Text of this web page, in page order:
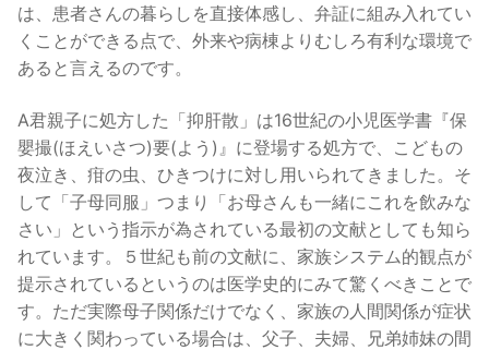
は、患者さんの暮らしを直接体感し、弁証に組み入れてい
くことができる点で、外来や病棟よりむしろ有利な環境で
あると言えるのです。
A君親子に処方した「抑肝散」は16世紀の小児医学書『保
嬰撮(ほえいさつ)要(よう)』に登場する処方で、こどもの
夜泣き、疳の虫、ひきつけに対し用いられてきました。そ
して「子母同服」つまり「お母さんも一緒にこれを飲みな
さい」という指示が為されている最初の文献としても知ら
れています。５世紀も前の文献に、家族システム的観点が
提示されているというのは医学史的にみて驚くべきことで
す。ただ実際母子関係だけでなく、家族の人間関係が症状
に大きく関わっている場合は、父子、夫婦、兄弟姉妹の間